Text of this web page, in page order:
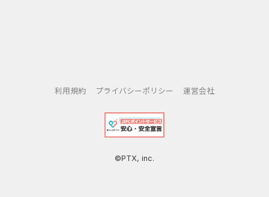
利用規約 プライバシーポリシー 運営会社
©PTX, inc.